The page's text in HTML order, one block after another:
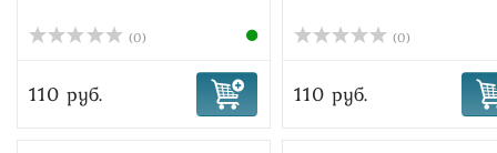
(0)
110 руб.
(0)
110 руб.